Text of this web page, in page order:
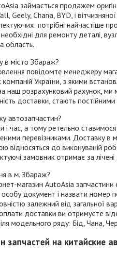
займається продажем
Geely, Chana, BYD, і
потрібні найчастіше
для ремонту деталі,
область.
в місто Збараж?
повідомте менеджеру
України, з якими
наш розрахунковий рахунок, ми
доставки, стають
автозапчастин?
і час, а тому ретельно
перевізниками. Доставку в
відносяться до виконуваній
замовник отримає за лічені
в м. Збараж?
магазин AutoAsia запчастини
документ і назвати номер
залежний від загальної
доставки ви отримуєте
модельного ряду: Бід, Чана,
запчастей на китайские